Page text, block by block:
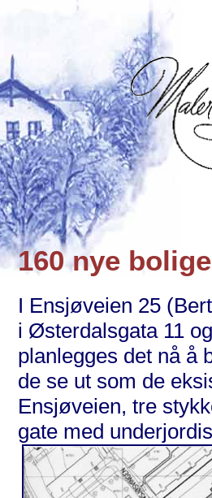
160 nye
I Ensjøveien 25
i Østerdalsgata 11
planlegges det nå å
de se ut som de
Ensjøveien, tre
gate med